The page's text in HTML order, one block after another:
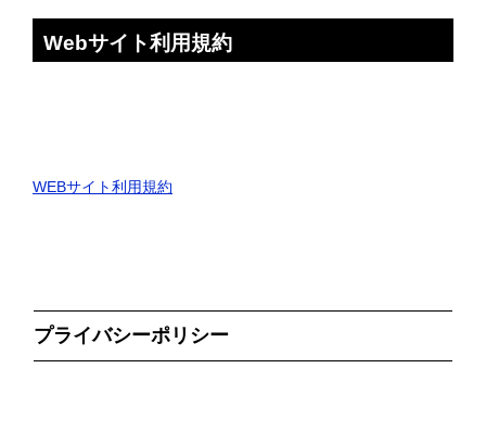
Webサイト利用規約
WEBサイト利用規約
プライバシーポリシー